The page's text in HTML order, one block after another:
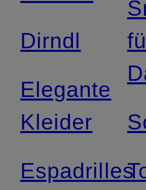
Dirndl
Elegante
Kleider
Espadrilles